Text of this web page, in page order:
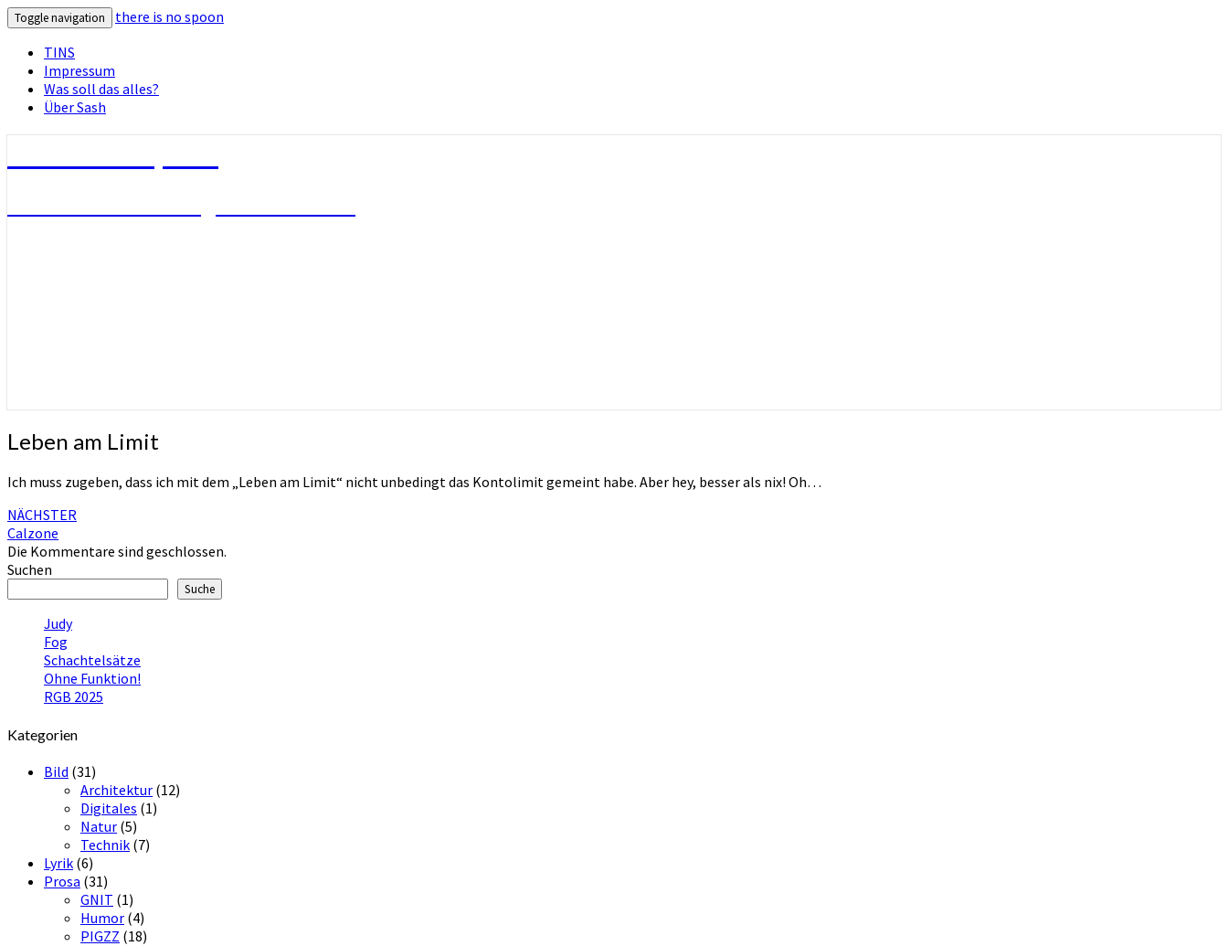
Toggle navigation
there is no spoon
TINS
Impressum
Was soll das alles?
Über Sash
Leben
am
Limit
Leben am Limit
Ich muss zugeben, dass ich mit dem „Leben am Limit“ nicht unbedingt das Kontolimit gemeint habe. Aber hey, besser als nix! Oh…
Beitragsnavigation
NÄCHSTER
Calzone
Die Kommentare sind geschlossen.
Suchen
Suche
Judy
Fog
Schachtelsätze
Ohne Funktion!
RGB 2025
Kategorien
Bild (31)
Architektur (12)
Digitales (1)
Natur (5)
Technik (7)
Lyrik (6)
Prosa (31)
GNIT (1)
Humor (4)
PIGZZ (18)